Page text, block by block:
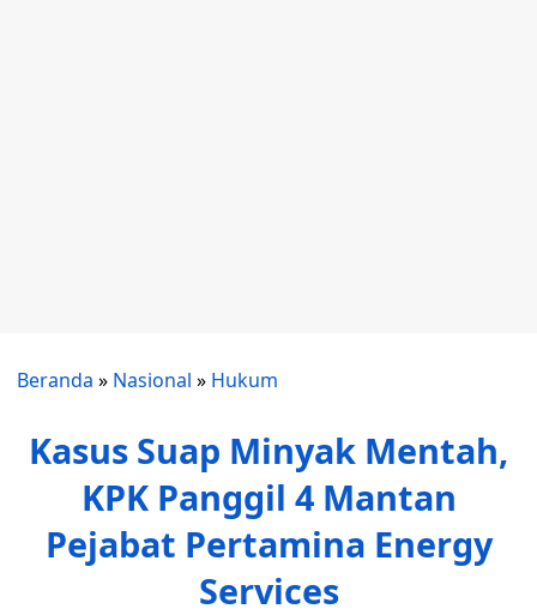
Beranda » Nasional » Hukum
Kasus Suap Minyak Mentah,
KPK Panggil 4 Mantan
Pejabat Pertamina Energy
Services